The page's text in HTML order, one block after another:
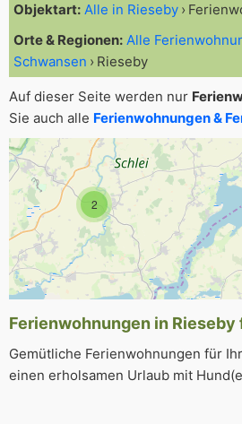
Objektart: Alle in Rieseby
Orte & Regionen: Alle
Schwansen
Rieseby
Auf dieser Seite werden nur
Sie auch alle Ferienwohnungen &
2
Ferienwohnungen in
Gemütliche Ferienwohnungen für
einen erholsamen Urlaub mit